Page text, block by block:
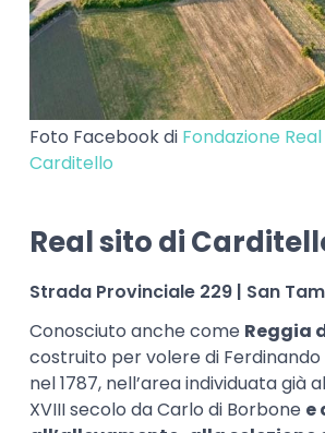
Foto Facebook di Fondazione
Carditello
Real sito di
Strada Provinciale 229 | San
Conosciuto anche come Reggia
costruito per volere di Ferdinando
nel 1787, nell’area individuata già
XVIII secolo da Carlo di Borbone e